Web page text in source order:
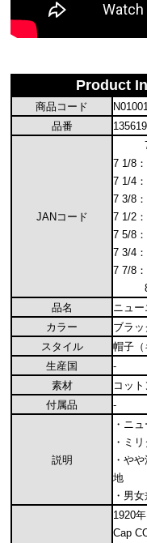
Product
商品コード
品番
JANコード
7：
7 1/8
7 1/4
7 3/8
7 1/2
7 5/8
7 3/4
7 7/8
8：
品名
ニュ
カラー
ブラ
スタイル
帽子
生産国
-
素材
コット
付属品
-
説明
・ニ
・ミ
・や
地
・男
1920
Cap